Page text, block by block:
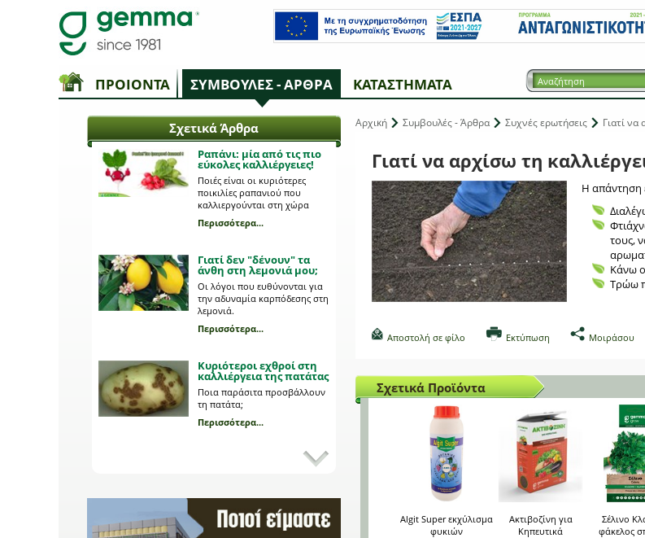
ΠΡΟΙΟΝΤΑ ΣΥΜΒΟΥΛΕΣ - ΑΡΘΡΑ ΚΑΤΑΣΤΗΜΑΤΑ
Σχετικά Άρθρα
Ραπάνι: μία από τις πιο
εύκολες καλλιέργειες!
Ποιές είναι οι κυριότερες
ποικιλίες ραπανιού που
καλλιεργούνται στη χώρα
μας; Tι καλλιεργητικές
περιποιήσεις χρειάζονται;
Περισσότερα...
Γιατί δεν "δένουν" τα
άνθη στη λεμονιά μου;
Οι λόγοι που ευθύνονται για
την αδυναμία καρπόδεσης στη
λεμονιά.
Περισσότερα...
Κυριότεροι εχθροί στη
καλλιέργεια της πατάτας
Ποια παράσιτα προσβάλλουν
τη πατάτα;
Περισσότερα...
Εχθροί και ασθένειες της
της πιπεριάς;
Περισσότερα...
Αρχική Συμβουλές - Άρθρα Συχνές ερωτήσεις Γιατί
Γιατί να αρχίσω τη
H απάντηση
τους,
Κάνω
Tρώω
Αποστολή σε φίλο Εκτύπωση Μοιράσου
Σχετικά Προϊόντα
Algit Super εκχύλισμα
φυκιών
Ακτιβοζίνη για
Κηπευτικά
Σέλινο
φάκελος